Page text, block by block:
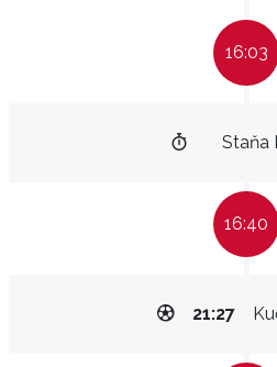
16:03
Staňa
16:40
21:27